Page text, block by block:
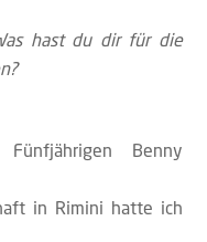
hast du dir für die
Benny
in Rimini hatte ich